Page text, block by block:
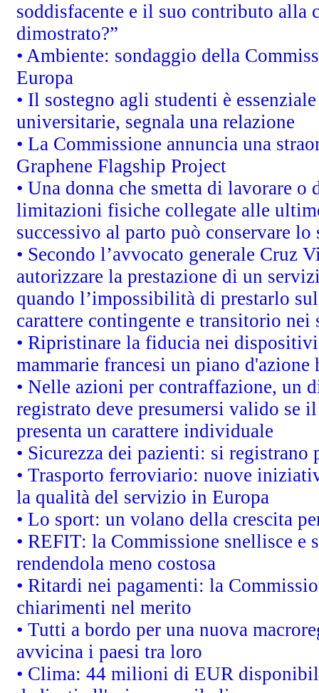
soddisfacente e il suo contributo
dimostrato?”
• Ambiente: sondaggio della
Europa
• Il sostegno agli studenti è
universitarie, segnala una relazione
• La Commissione annuncia una
Graphene Flagship Project
• Una donna che smetta di lavorare
limitazioni fisiche collegate alle
successivo al parto può conservare
• Secondo l’avvocato generale Cruz
autorizzare la prestazione di un
quando l’impossibilità di prestarlo
carattere contingente e transitorio
• Ripristinare la fiducia nei
mammarie francesi un piano
• Nelle azioni per contraffazione, un
registrato deve presumersi valido se
presenta un carattere individuale
• Sicurezza dei pazienti: si
• Trasporto ferroviario: nuove
la qualità del servizio in Europa
• Lo sport: un volano della crescita
• REFIT: la Commissione snellisce
rendendola meno costosa
• Ritardi nei pagamenti: la
chiarimenti nel merito
• Tutti a bordo per una nuova
avvicina i paesi tra loro
• Clima: 44 milioni di EUR